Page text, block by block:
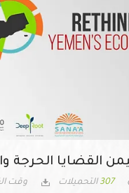
القضايا الحرجة
307 التحميلات وقت